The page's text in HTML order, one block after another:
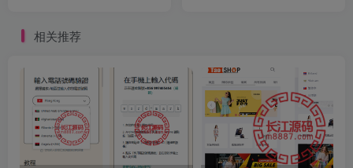
相关推荐